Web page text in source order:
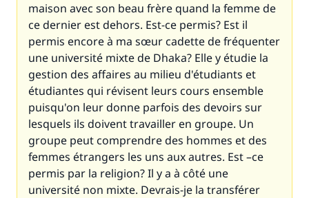
maison avec son beau frère quand la femme de
ce dernier est dehors. Est-ce permis? Est il
permis encore à ma sœur cadette de fréquenter
une université mixte de Dhaka? Elle y étudie la
gestion des affaires au milieu d'étudiants et
étudiantes qui révisent leurs cours ensemble
puisqu'on leur donne parfois des devoirs sur
lesquels ils doivent travailler en groupe. Un
groupe peut comprendre des hommes et des
femmes étrangers les uns aux autres. Est –ce
permis par la religion? Il y a à côté une
université non mixte. Devrais-je la transférer